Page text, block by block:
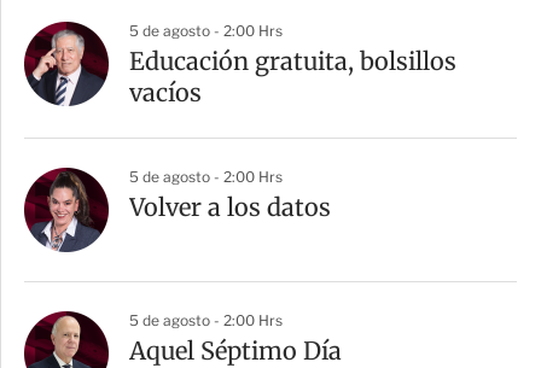
5 de agosto - 2:00 Hrs
Educación gratuita, bolsillos
vacíos
5 de agosto - 2:00 Hrs
Volver a los datos
5 de agosto - 2:00 Hrs
Aquel Séptimo Día